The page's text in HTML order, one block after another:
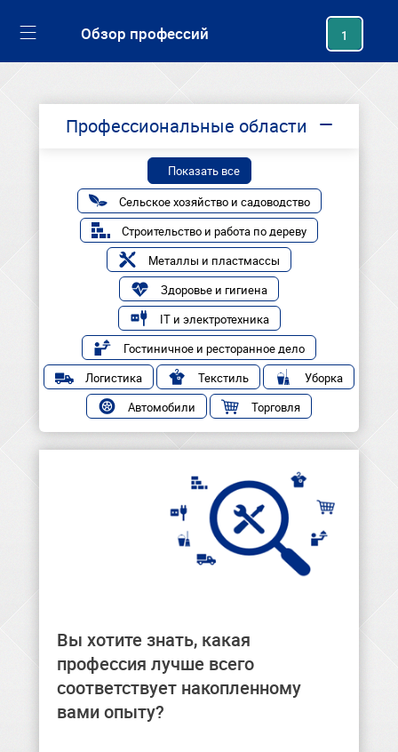
Обзор профессий 1
Профессиональные области
Показать все
Сельское хозяйство и садоводство
Строительство и работа по дереву
Металлы и пластмассы
Здоровье и гигиена
IT и электротехника
Гостиничное и ресторанное дело
Логистика
Текстиль
Уборка
Автомобили
Торговля
Вы хотите знать, какая
профессия лучше всего
соответствует накопленному
вами опыту?
Здесь вы найдёте профессию,
соответствующую вашему опыту.